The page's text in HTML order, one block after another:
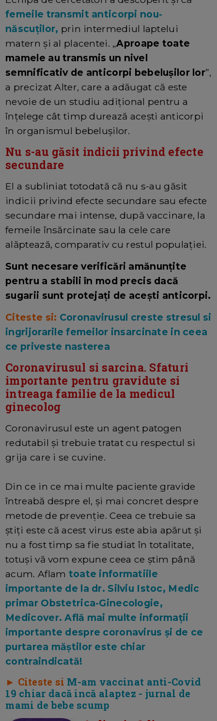
femeile transmit anticorpi nou-
născuţilor, prin intermediul laptelui
matern şi al placentei. „Aproape toate
mamele au transmis un nivel
semnificativ de anticorpi bebeluşilor lor”,
a precizat Alter, care a adăugat că este
nevoie de un studiu adiţional pentru a
înţelege cât timp durează aceşti anticorpi
în organismul bebeluşilor.
Nu s-au găsit indicii privind efecte
secundare
El a subliniat totodată că nu s-au găsit
indicii privind efecte secundare sau efecte
secundare mai intense, după vaccinare, la
femeile însărcinate sau la cele care
alăptează, comparativ cu restul populaţiei.
Sunt necesare verificări amănunțite
pentru a stabili în mod precis dacă
sugarii sunt protejați de acești anticorpi.
Citeste si: Coronavirusul creste stresul si
ingrijorarile femeilor insarcinate in ceea
ce priveste nasterea
Coronavirusul si sarcina. Sfaturi
importante pentru gravidute si
intreaga familie de la medicul
ginecolog
Coronavirusul este un agent patogen
redutabil și trebuie tratat cu respectul si
grija care i se cuvine.
Din ce in ce mai multe paciente gravide
întreabă despre el, și mai concret despre
metode de prevenție. Ceea ce trebuie sa
știți este că acest virus este abia apărut și
nu a fost timp sa fie studiat în totalitate,
totuși vă vom expune ceea ce știm până
acum. Aflam toate informatiile
importante de la dr. Silviu Istoc, Medic
primar Obstetrica-Ginecologie,
Medicover. Află mai multe informații
importante despre coronavirus și de ce
purtarea măștilor este chiar
contraindicată!
► Citeste si M-am vaccinat anti-Covid
19 chiar dacă incă alaptez - jurnal de
mami de bebe scump